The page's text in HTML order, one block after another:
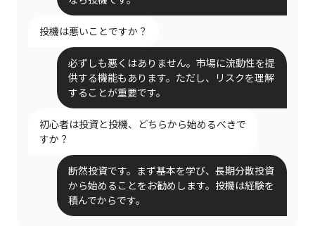
投機は悪いことですか？
必ずしも悪くはありません。市場に流動性を提
供する機能もあります。ただし、リスクを理解
することが重要です。
初心者は投資と投機、どちらから始めるべきで
すか？
断然投資です。まず基本を学び、長期分散投資
から始めることをお勧めします。投機は経験を
積んでからです。